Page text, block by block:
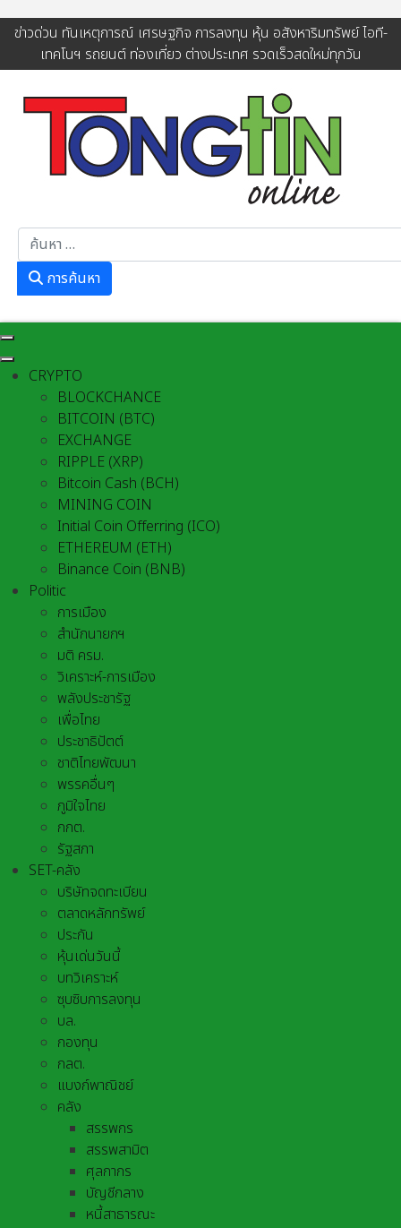
ข่าวด่วน ทันเหตุการณ์ เศรษฐกิจ การลงทุน หุ้น อสังหาริมทรัพย์ ไอที-
เทคโนฯ รถยนต์ ท่องเที่ยว ต่างประเทศ รวดเร็วสดใหม่ทุกวัน
การค้นหา
CRYPTO
BLOCKCHANCE
BITCOIN (BTC)
EXCHANGE
RIPPLE (XRP)
Bitcoin Cash (BCH)
MINING COIN
Initial Coin Offerring (ICO)
ETHEREUM (ETH)
Binance Coin (BNB)
Politic
การเมือง
สำนักนายกฯ
มติ ครม.
วิเคราะห์-การเมือง
พลังประชารัฐ
เพื่อไทย
ประชาธิปัตต์
ชาติไทยพัฒนา
พรรคอื่นๆ
ภูมิใจไทย
กกต.
รัฐสภา
SET-คลัง
บริษัทจดทะเบียน
ตลาดหลักทรัพย์
ประกัน
หุ้นเด่นวันนี้
บทวิเคราะห์
ซุบซิบการลงทุน
บล.
กองทุน
กลต.
แบงก์พาณิชย์
คลัง
สรรพกร
สรรพสามิต
ศุลกากร
บัญชีกลาง
หนี้สาธารณะ